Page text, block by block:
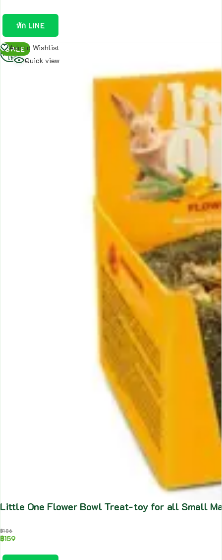
ทัก LINE
SALE
Add to Wishlist
Quick view
Little One Flower Bowl Treat-toy for all Small
฿186
฿159
อ่าน
เพิ่ม